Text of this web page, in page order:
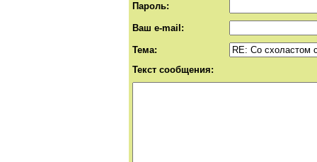
Пароль:
Ваш e-mail:
Тема:
Текст сообщения: